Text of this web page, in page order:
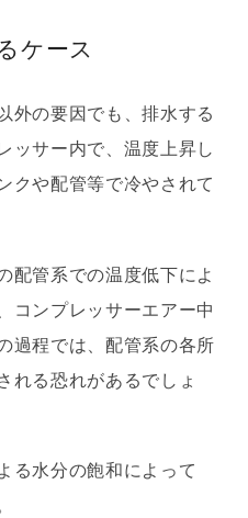
ケース
外の要因でも、排水する
ッサー内で、温度上昇し
クや配管等で冷やされて
配管系での温度低下によ
コンプレッサーエアー中
過程では、配管系の各所
れる恐れがあるでしょ
る水分の飽和によって